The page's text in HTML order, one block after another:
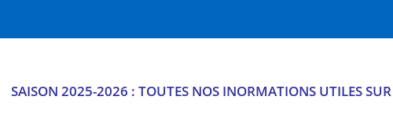
SAISON 2025-2026 : TOUTES NOS INORMATIONS UTILES